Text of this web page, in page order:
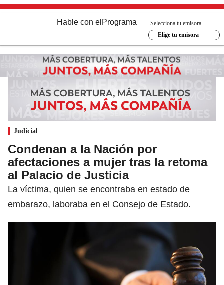
Hable con el Programa
Selecciona tu emisora
Elige tu emisora
Judicial
Condenan a la Nación por
afectaciones a mujer tras la retoma
al Palacio de Justicia
La víctima, quien se encontraba en estado de
embarazo, laboraba en el Consejo de Estado.